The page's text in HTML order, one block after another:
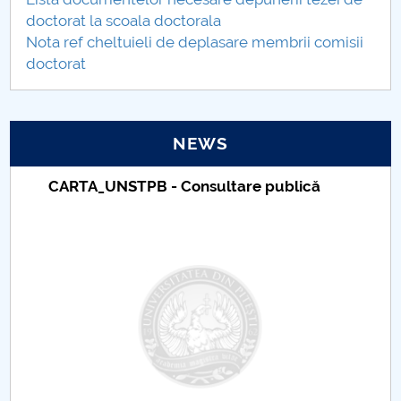
Regulations
Secretariat
Doctoral School Schedule
Doctoral School Council
EDUCATIONAL PLANS
Teze de doctorat
doctorat la scoala doctorala
Nota ref cheltuieli de deplasare membrii comisii
doctorat
NEWS
Taxe de școlarizare indexate – Centrul